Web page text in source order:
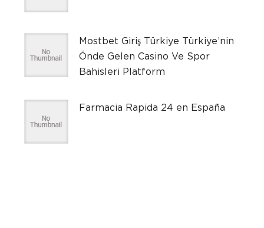
Mostbet Giriş Türkiye Türkiye’nin
Önde Gelen Casino Ve Spor
Bahisleri Platform
Farmacia Rapida 24 en España